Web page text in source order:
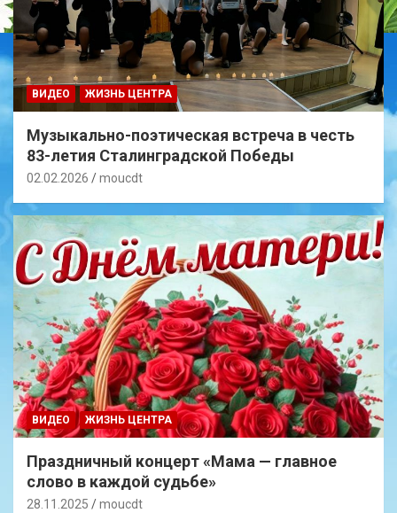
ВИДЕО ЖИЗНЬ ЦЕНТРА
Музыкально-поэтическая встреча в честь
83-летия Сталинградской Победы
02.02.2026 moucdt
ВИДЕО ЖИЗНЬ ЦЕНТРА
Праздничный концерт «Мама — главное
слово в каждой судьбе»
28.11.2025 moucdt